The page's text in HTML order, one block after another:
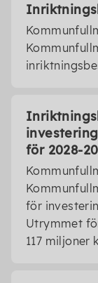
för 2028-
för
Utrymmet
117 miljoner